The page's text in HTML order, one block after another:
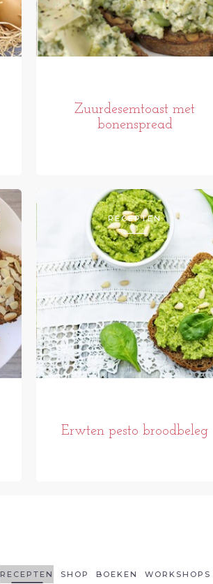
Zuurdesemtoast met
bonenspread
RECEPTEN
Erwten pesto broodbeleg
RECEPTEN SHOP BOEKEN WORKSHOPS